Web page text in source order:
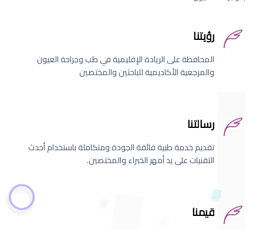
رؤيتنا
المحافظة على الريادة الإقليمية في طب وجراحة العيون
والمرجعية الأكاديمية للباحثين والمختصين
رسالتنا
تقديم خدمة طبية فائقة الجودة ومتكاملة باستخدام أحدث
التقنيات على يد أمهر الخبراء والمختصين.
قيمنا